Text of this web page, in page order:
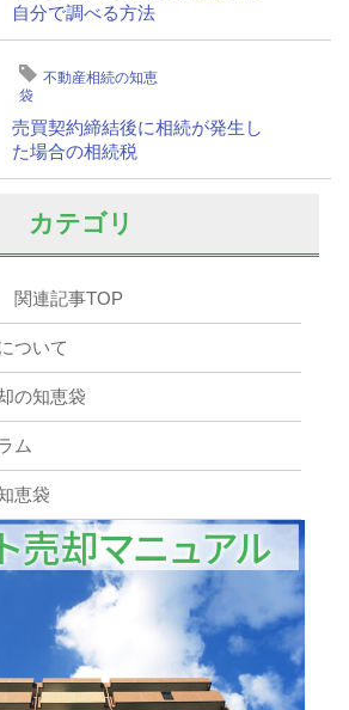
自分で調べる方法
不動産相続の知恵
袋
売買契約締結後に相続が発生し
た場合の相続税
カテゴリ
関連記事TOP
ついて
の知恵袋
ム
恵袋